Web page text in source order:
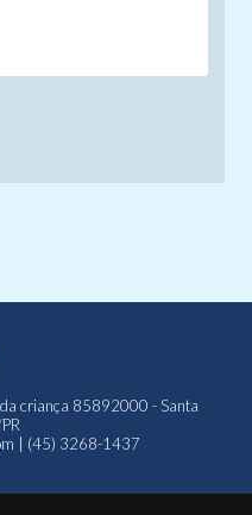
criança 85892000 - Santa
| (45) 3268-1437